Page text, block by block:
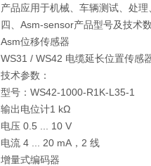
产品应用于机械、车辆测试、处
四、Asm-sensor产品型号及技术
Asm位移传感器
WS31 / WS42 电缆延长位置传感
技术参数：
型号：WS42-1000-R1K-L35-1
输出电位计1 kΩ
电压 0.5 ... 10 V
电流 4 ... 20 mA，2 线
增量式编码器